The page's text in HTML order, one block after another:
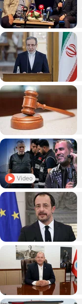
Video